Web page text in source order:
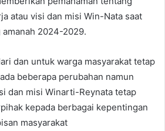
atau visi dan misi Win-Nata saat
2024-2029.
dan untuk warga masyarakat tetap
beberapa perubahan namun
dan misi Winarti-Reynata tetap
kepada berbagai kepentingan
masyarakat